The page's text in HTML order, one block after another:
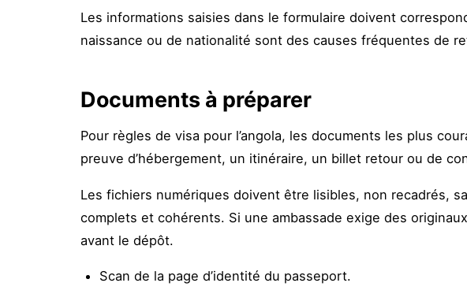
Les informations saisies dans le formulaire doivent
naissance ou de nationalité sont des causes fréquentes de
Documents à préparer
Pour règles de visa pour l’angola, les documents les plus
preuve d’hébergement, un itinéraire, un billet retour ou de
Les fichiers numériques doivent être lisibles, non recadrés,
complets et cohérents. Si une ambassade exige des
avant le dépôt.
Scan de la page d’identité du passeport.